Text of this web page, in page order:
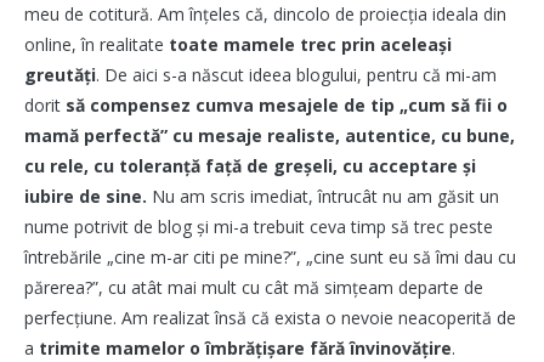
meu de cotitură. Am înțeles că, dincolo de proiecția ideala din
online, în realitate toate mamele trec prin aceleași
greutăți. De aici s-a născut ideea blogului, pentru că mi-am
dorit să compensez cumva mesajele de tip „cum să fii o
mamă perfectă” cu mesaje realiste, autentice, cu bune,
cu rele, cu toleranță față de greșeli, cu acceptare și
iubire de sine. Nu am scris imediat, întrucât nu am găsit un
nume potrivit de blog și mi-a trebuit ceva timp să trec peste
întrebările „cine m-ar citi pe mine?”, „cine sunt eu să îmi dau cu
părerea?”, cu atât mai mult cu cât mă simțeam departe de
perfecțiune. Am realizat însă că exista o nevoie neacoperită de
a trimite mamelor o îmbrățișare fără învinovățire.